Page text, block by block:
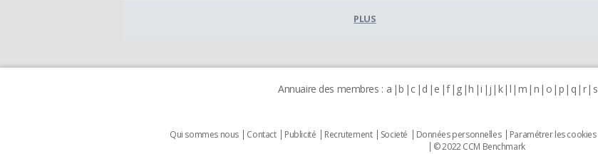
PLUS
Annuaire des membres : a b c d e f g h i j k l m n o p q r s
Qui sommes nous Contact Publicité Recrutement Societé Données personnelles Paramétrer les cookies
© 2022 CCM Benchmark